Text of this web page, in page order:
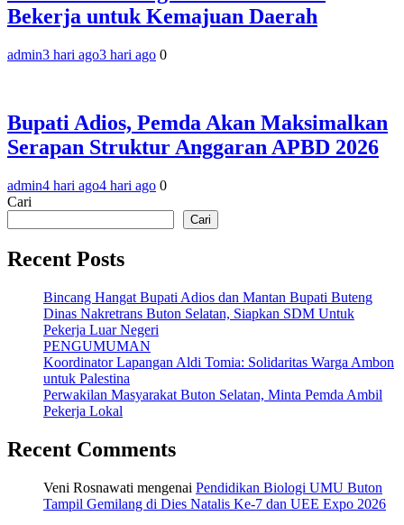
Bekerja untuk Kemajuan Daerah
admin3 hari ago3 hari ago 0
Bupati Adios, Pemda Akan Maksimalkan
Serapan Struktur Anggaran APBD 2026
admin4 hari ago4 hari ago 0
Cari
Cari
Recent Posts
Bincang Hangat Bupati Adios dan Mantan Bupati Buteng
Dinas Nakretrans Buton Selatan, Siapkan SDM Untuk
Pekerja Luar Negeri
PENGUMUMAN
Koordinator Lapangan Aldi Tomia: Solidaritas Warga Ambon
untuk Palestina
Perwakilan Masyarakat Buton Selatan, Minta Pemda Ambil
Pekerja Lokal
Recent Comments
Veni Rosnawati mengenai Pendidikan Biologi UMU Buton
Tampil Gemilang di Dies Natalis Ke-7 dan UEE Expo 2026